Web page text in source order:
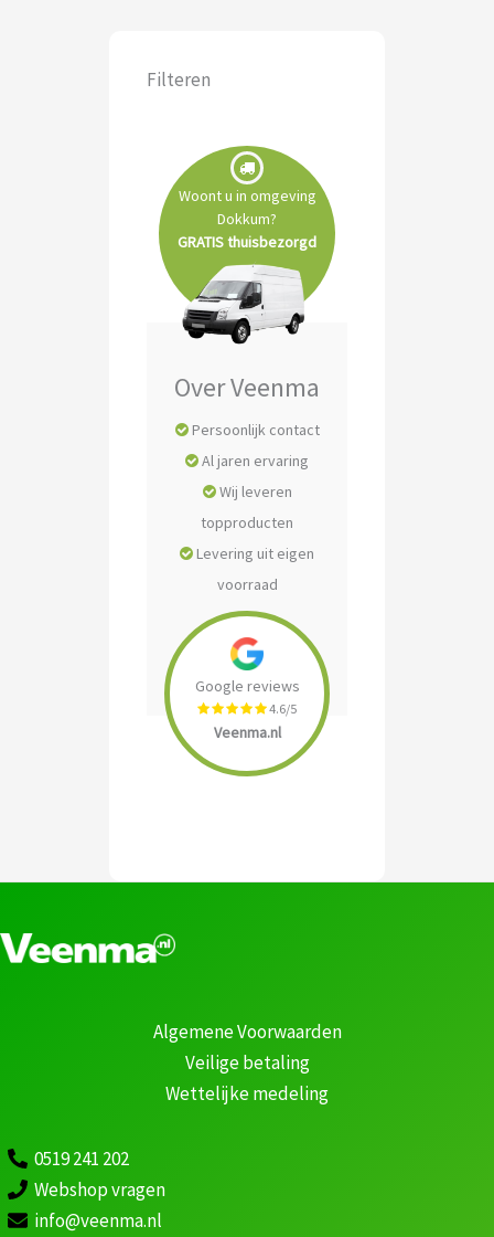
Filteren
Woont u in omgeving
Dokkum?
GRATIS thuisbezorgd
Over Veenma
Persoonlijk contact
Al jaren ervaring
Wij leveren
topproducten
Levering uit eigen
voorraad
Google reviews
4.6/5
Veenma.nl
Algemene Voorwaarden
Veilige betaling
Wettelijke medeling
0519 241 202
Webshop vragen
info@veenma.nl